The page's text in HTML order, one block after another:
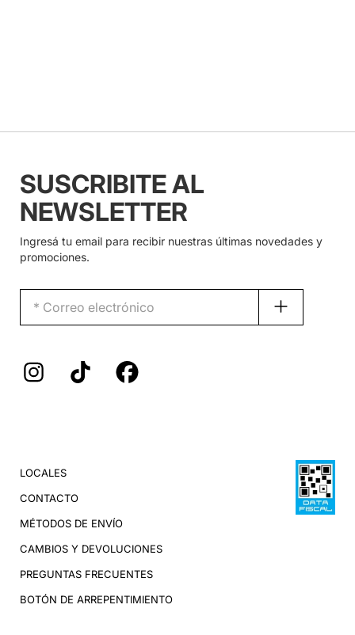
SUSCRIBITE AL
NEWSLETTER
Ingresá tu email para recibir nuestras últimas novedades y
promociones.
LOCALES
CONTACTO
MÉTODOS DE ENVÍO
CAMBIOS Y DEVOLUCIONES
PREGUNTAS FRECUENTES
BOTÓN DE ARREPENTIMIENTO